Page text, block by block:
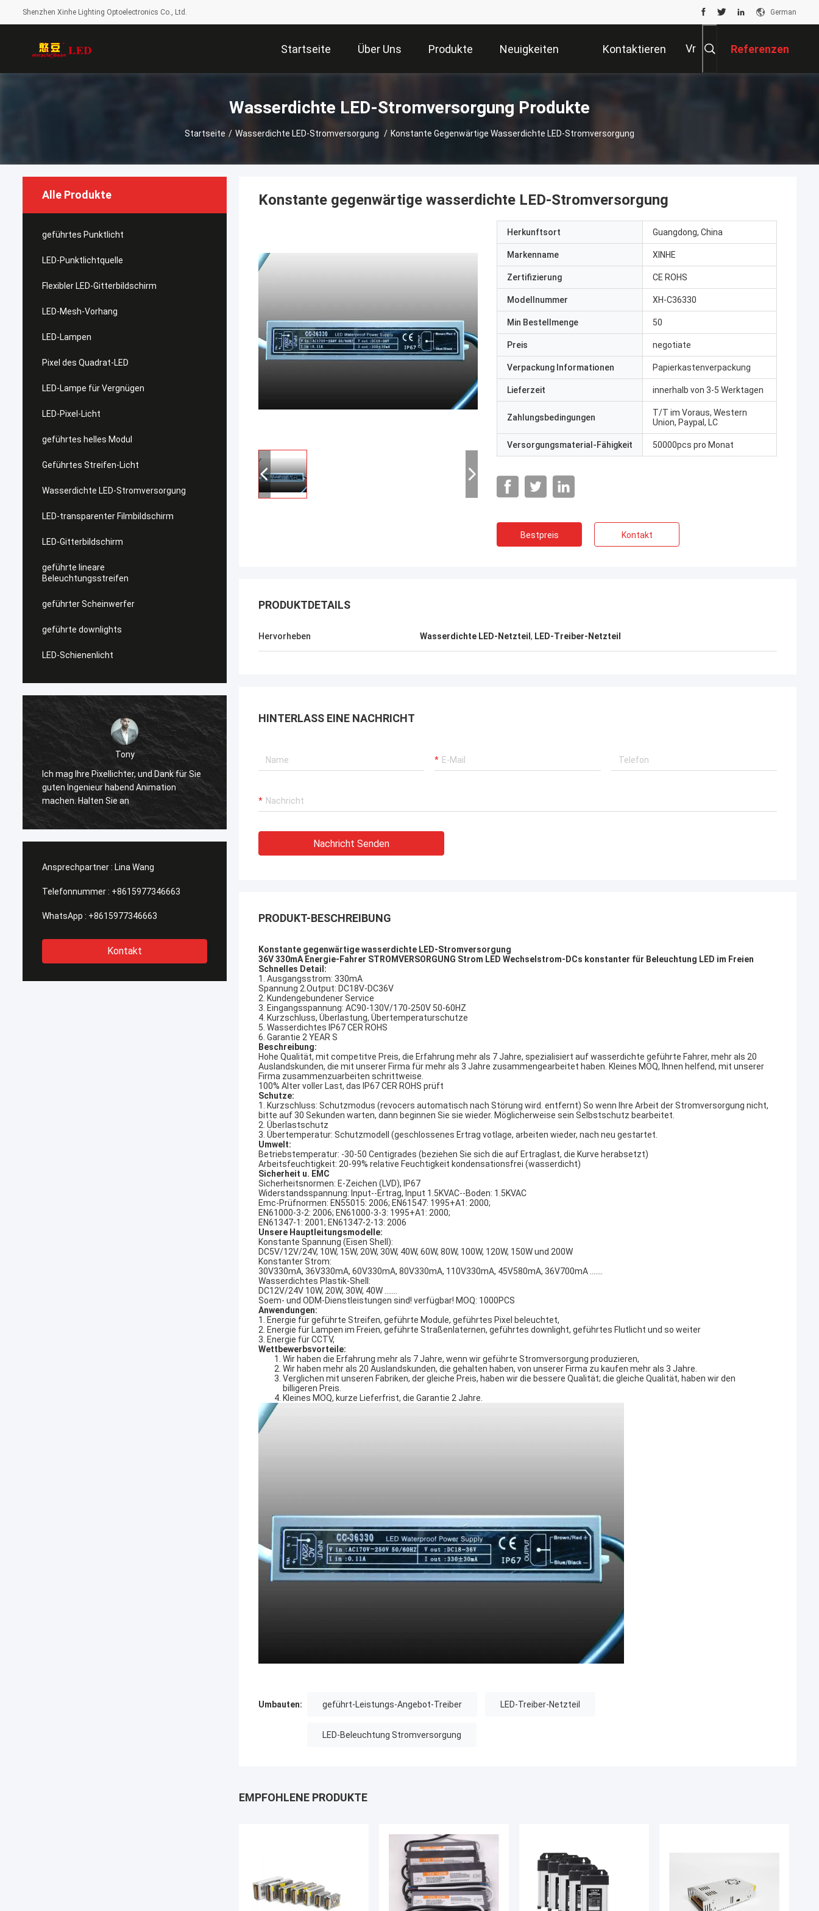
Shenzhen Xinhe Lighting Optoelectronics Co., Ltd. German
Startseite Über Uns Produkte Neuigkeiten Kontaktieren Vr Referenzen
Wasserdichte LED-Stromversorgung Produkte
Startseite / Wasserdichte LED-Stromversorgung / Konstante Gegenwärtige Wasserdichte LED-Stromversorgung
Alle Produkte
geführtes Punktlicht
LED-Punktlichtquelle
Flexibler LED-Gitterbildschirm
LED-Mesh-Vorhang
LED-Lampen
Pixel des Quadrat-LED
LED-Lampe für Vergnügen
LED-Pixel-Licht
geführtes helles Modul
Geführtes Streifen-Licht
Wasserdichte LED-Stromversorgung
LED-transparenter Filmbildschirm
LED-Gitterbildschirm
geführte lineare
Beleuchtungsstreifen
geführter Scheinwerfer
geführte downlights
LED-Schienenlicht
Tony
Ich mag Ihre Pixellichter, und Dank für Sie
guten Ingenieur habend Animation
machen. Halten Sie an
zusammenzupassen zu ist gut, jetzt
einteilt solch eine Art, diese wi…
Ihre Stromversorgung ist, ich möchte eine
Ansprechpartner : Lina Wang
Telefonnummer : +8615977346663
WhatsApp : +8615977346663
Kontakt
Konstante gegenwärtige wasserdichte LED-Stromversorgung
Herkunftsort Guangdong, China
Markenname XINHE
Zertifizierung CE ROHS
Modellnummer XH-C36330
Min Bestellmenge 50
Preis negotiate
Verpackung Informationen Papierkastenverpackung
Lieferzeit innerhalb von 3-5 Werktagen
Zahlungsbedingungen
T/T im Voraus, Western
Union, Paypal, LC
Versorgungsmaterial-Fähigkeit 50000pcs pro Monat
Bestpreis Kontakt
PRODUKTDETAILS
Hervorheben Wasserdichte LED-Netzteil , LED-Treiber-Netzteil
HINTERLASS EINE NACHRICHT
Nachricht Senden
PRODUKT-BESCHREIBUNG
Konstante gegenwärtige wasserdichte LED-Stromversorgung
36V 330mA Energie-Fahrer STROMVERSORGUNG Strom LED Wechselstrom-DCs konstanter für Beleuchtung LED im Freien
Schnelles Detail:
1. Ausgangsstrom: 330mA
Spannung 2.Output: DC18V-DC36V
2. Kundengebundener Service
3. Eingangsspannung: AC90-130V/170-250V 50-60HZ
4. Kurzschluss, Überlastung, Übertemperaturschutze
5. Wasserdichtes IP67 CER ROHS
6. Garantie 2 YEAR S
Beschreibung:
Hohe Qualität, mit competitve Preis, die Erfahrung mehr als 7 Jahre, spezialisiert auf wasserdichte geführte Fahrer, mehr als 20
Auslandskunden, die mit unserer Firma für mehr als 3 Jahre zusammengearbeitet haben. Kleines MOQ, Ihnen helfend, mit unserer
Firma zusammenzuarbeiten schrittweise.
100% Alter voller Last, das IP67 CER ROHS prüft
Schutze:
1. Kurzschluss: Schutzmodus (revocers automatisch nach Störung wird. entfernt) So wenn Ihre Arbeit der Stromversorgung nicht,
bitte auf 30 Sekunden warten, dann beginnen Sie sie wieder. Möglicherweise sein Selbstschutz bearbeitet.
2. Überlastschutz
3. Übertemperatur: Schutzmodell (geschlossenes Ertrag votlage, arbeiten wieder, nach neu gestartet.
Umwelt:
Betriebstemperatur: -30-50 Centigrades (beziehen Sie sich die auf Ertraglast, die Kurve herabsetzt)
Arbeitsfeuchtigkeit: 20-99% relative Feuchtigkeit kondensationsfrei (wasserdicht)
Sicherheit u. EMC
Sicherheitsnormen: E-Zeichen (LVD), IP67
Widerstandsspannung: Input--Ertrag, Input 1.5KVAC--Boden: 1.5KVAC
Emc-Prüfnormen: EN55015: 2006; EN61547: 1995+A1: 2000;
EN61000-3-2: 2006; EN61000-3-3: 1995+A1: 2000;
EN61347-1: 2001; EN61347-2-13: 2006
Unsere Hauptleitungsmodelle:
Konstante Spannung (Eisen Shell):
DC5V/12V/24V, 10W, 15W, 20W, 30W, 40W, 60W, 80W, 100W, 120W, 150W und 200W
Konstanter Strom:
30V330mA, 36V330mA, 60V330mA, 80V330mA, 110V330mA, 45V580mA, 36V700mA .......
Wasserdichtes Plastik-Shell:
DC12V/24V 10W, 20W, 30W, 40W .......
Soem- und ODM-Dienstleistungen sind! verfügbar! MOQ: 1000PCS
Anwendungen:
1. Energie für geführte Streifen, geführte Module, geführtes Pixel beleuchtet,
2. Energie für Lampen im Freien, geführte Straßenlaternen, geführtes downlight, geführtes Flutlicht und so weiter
3. Energie für CCTV,
Wettbewerbsvorteile:
Wir haben die Erfahrung mehr als 7 Jahre, wenn wir geführte Stromversorgung produzieren,
Wir haben mehr als 20 Auslandskunden, die gehalten haben, von unserer Firma zu kaufen mehr als 3 Jahre.
Verglichen mit unseren Fabriken, der gleiche Preis, haben wir die bessere Qualität; die gleiche Qualität, haben wir den
billigeren Preis.
Kleines MOQ, kurze Lieferfrist, die Garantie 2 Jahre.
Umbauten: geführt-Leistungs-Angebot-Treiber LED-Treiber-Netzteil
LED-Beleuchtung Stromversorgung
EMPFOHLENE PRODUKTE